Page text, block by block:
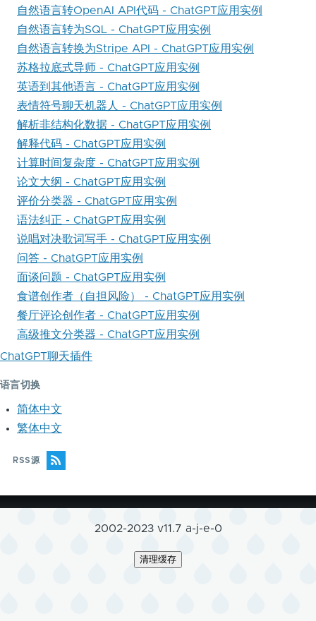
自然语言转OpenAI API代码 - ChatGPT应用实例
自然语言转为SQL - ChatGPT应用实例
自然语言转换为Stripe API - ChatGPT应用实例
苏格拉底式导师 - ChatGPT应用实例
英语到其他语言 - ChatGPT应用实例
表情符号聊天机器人 - ChatGPT应用实例
解析非结构化数据 - ChatGPT应用实例
解释代码 - ChatGPT应用实例
计算时间复杂度 - ChatGPT应用实例
论文大纲 - ChatGPT应用实例
评价分类器 - ChatGPT应用实例
语法纠正 - ChatGPT应用实例
说唱对决歌词写手 - ChatGPT应用实例
问答 - ChatGPT应用实例
面谈问题 - ChatGPT应用实例
食谱创作者（自担风险） - ChatGPT应用实例
餐厅评论创作者 - ChatGPT应用实例
高级推文分类器 - ChatGPT应用实例
ChatGPT聊天插件
语言切换
简体中文
繁体中文
RSS源
2002-2023 v11.7 a-j-e-0